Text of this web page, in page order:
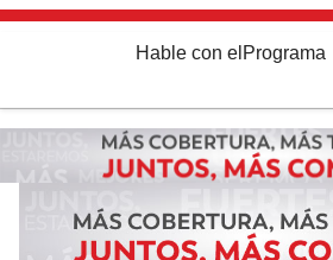
Hable con el Programa